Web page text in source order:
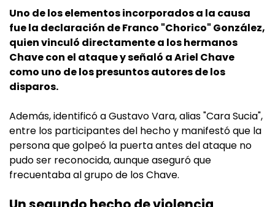
Uno de los elementos incorporados a la causa
fue la declaración de Franco "Chorico" González,
quien vinculó directamente a los hermanos
Chave con el ataque y señaló a Ariel Chave
como uno de los presuntos autores de los
disparos.
Además, identificó a Gustavo Vara, alias "Cara Sucia",
entre los participantes del hecho y manifestó que la
persona que golpeó la puerta antes del ataque no
pudo ser reconocida, aunque aseguró que
frecuentaba al grupo de los Chave.